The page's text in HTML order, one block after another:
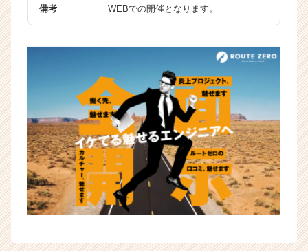
備考 WEBでの開催となります。